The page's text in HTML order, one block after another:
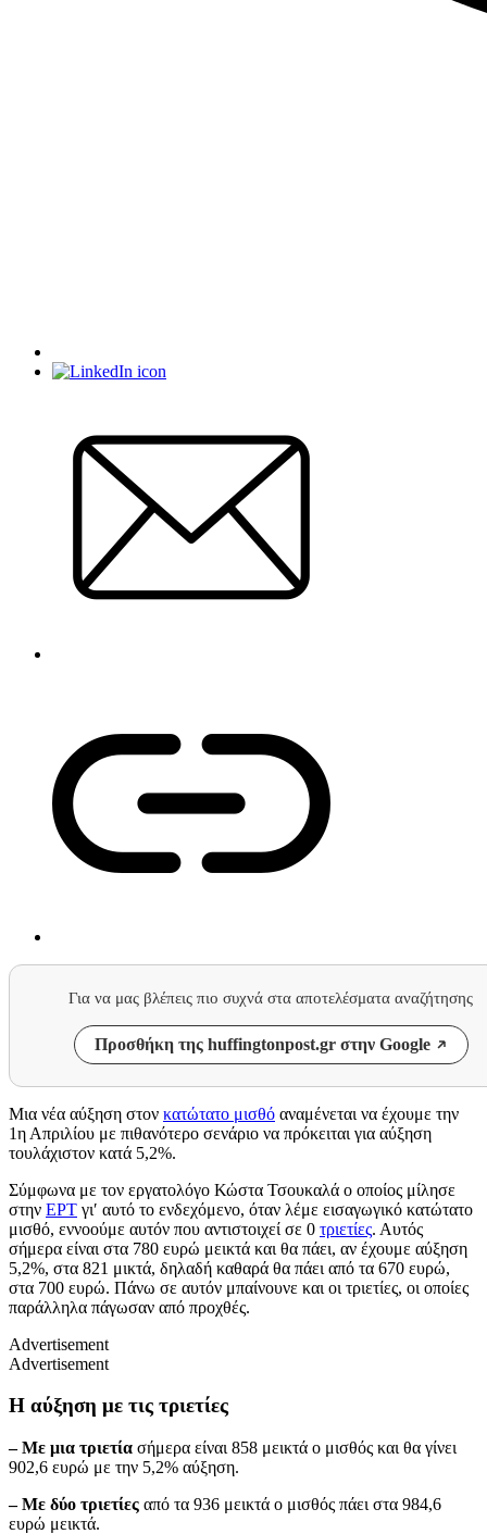
Για να μας βλέπεις πιο συχνά στα αποτελέσματα αναζήτησης
Προσθήκη της huffingtonpost.gr στην Google
Μια νέα αύξηση στον κατώτατο μισθό αναμένεται να έχουμε την
1η Απριλίου με πιθανότερο σενάριο να πρόκειται για αύξηση
τουλάχιστον κατά 5,2%.
Σύμφωνα με τον εργατολόγο Κώστα Τσουκαλά ο οποίος μίλησε
στην ΕΡΤ γι′ αυτό το ενδεχόμενο, όταν λέμε εισαγωγικό κατώτατο
μισθό, εννοούμε αυτόν που αντιστοιχεί σε 0 τριετίες. Αυτός
σήμερα είναι στα 780 ευρώ μεικτά και θα πάει, αν έχουμε αύξηση
5,2%, στα 821 μικτά, δηλαδή καθαρά θα πάει από τα 670 ευρώ,
στα 700 ευρώ. Πάνω σε αυτόν μπαίνουνε και οι τριετίες, οι οποίες
παράλληλα πάγωσαν από προχθές.
Advertisement
Advertisement
Η αύξηση με τις τριετίες
– Με μια τριετία σήμερα είναι 858 μεικτά ο μισθός και θα γίνει
902,6 ευρώ με την 5,2% αύξηση.
– Με δύο τριετίες από τα 936 μεικτά ο μισθός πάει στα 984,6
ευρώ μεικτά.